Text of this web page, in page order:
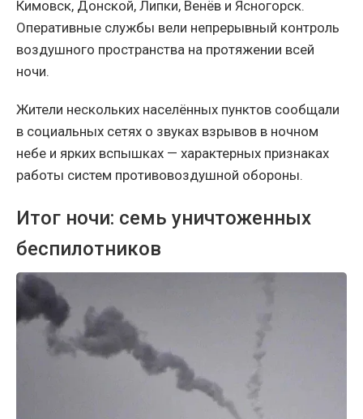
Кимовск, Донской, Липки, Венёв и Ясногорск.
Оперативные службы вели непрерывный контроль
воздушного пространства на протяжении всей
ночи.
Жители нескольких населённых пунктов сообщали
в социальных сетях о звуках взрывов в ночном
небе и ярких вспышках — характерных признаках
работы систем противовоздушной обороны.
Итог ночи: семь уничтоженных
беспилотников